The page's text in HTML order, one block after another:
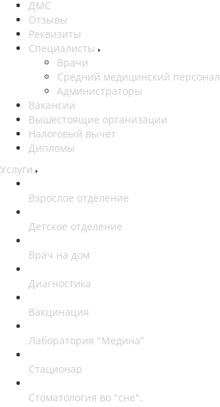
ДМС
Отзывы
Реквизиты
Специалисты
Врачи
Средний медицинский персонал
Администраторы
Вакансии
Вышестоящие организации
Налоговый вычет
Дипломы
Услуги
Взрослое отделение
Детское отделение
Врач на дом
Диагностика
Вакцинация
Лаборатория "Медина"
Стационар
Стоматология во "сне".